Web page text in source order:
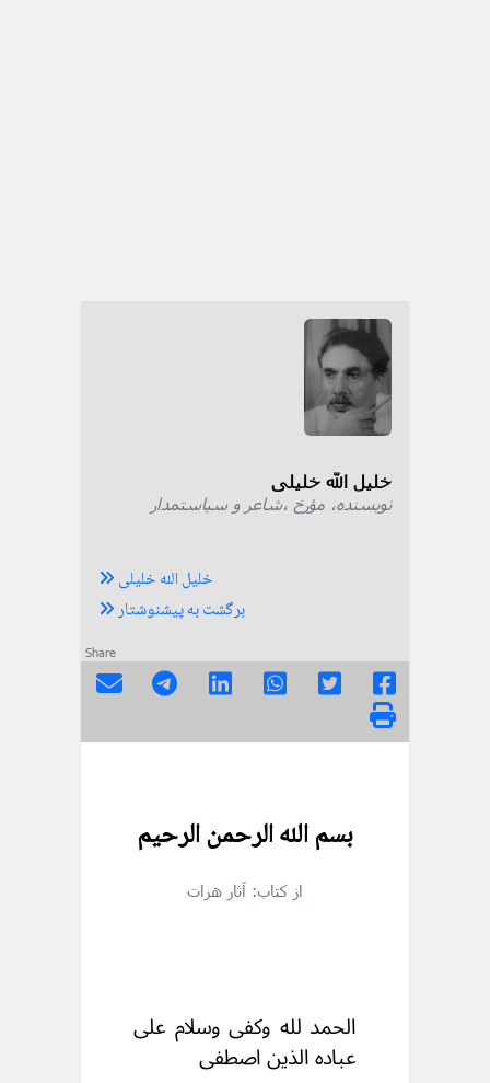
خلیل الله خلیلی
نویسنده، مؤرخ ،شاعر و سیاستمدار
خلیل الله خلیلی
برگشت به پیشنوشتار
Share
بسم الله الرحمن الرحيم
از کتاب: آثار هرات
الحمد لله وكفى وسلام علی
عبادہ الذین اصطفی